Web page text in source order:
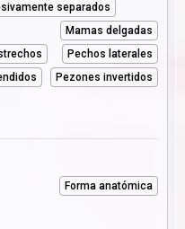
separados
Mamas delgadas
Pechos laterales
Pezones invertidos
Forma anatómica